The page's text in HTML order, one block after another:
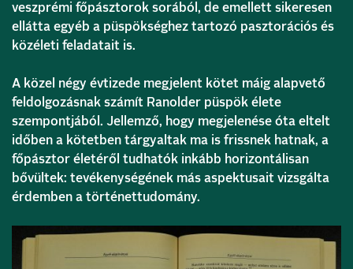
veszprémi főpásztorok sorából, de emellett sikeresen
ellátta egyéb a püspökséghez tartozó pasztorációs és
közéleti feladatait is.
A közel négy évtizede megjelent kötet máig alapvető
feldolgozásnak számít Ranolder püspök élete
szempontjából. Jellemző, hogy megjelenése óta eltelt
időben a kötetben tárgyaltak ma is frissnek hatnak, a
főpásztor életéről tudhatók inkább horizontálisan
bővültek: tevékenységének más aspektusait vizsgálta
érdemben a történettudomány.